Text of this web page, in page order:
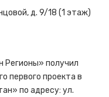
д. 9/18 (1 этаж)
Регионы» получил
первого проекта в
по адресу: ул.